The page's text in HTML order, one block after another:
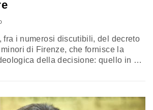
fra i numerosi discutibili, del decreto
di Firenze, che fornisce la
della decisione: quello in cui